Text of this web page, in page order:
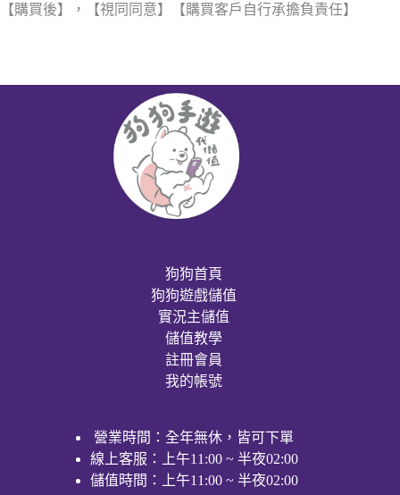
【購買後】，【視同同意】【購買客戶自行承擔負責任】
狗狗首頁
狗狗遊戲儲值
實況主儲值
儲值教學
註冊會員
我的帳號
營業時間：全年無休，皆可下單
線上客服：上午11:00 ~ 半夜02:00
儲值時間：上午11:00 ~ 半夜02:00